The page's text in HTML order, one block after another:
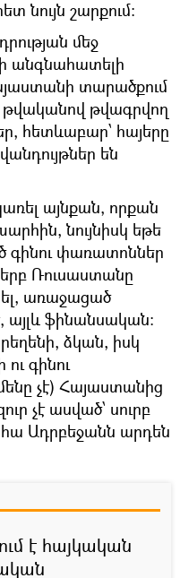
նույն շարքում։
մեջ
անգնահատելի
տարածքում
թվագրվող
հետևաբար՝ հայերը
են
այնքան, որքան
նույնիսկ եթե
գինու փառատոններ
Ռուսաստանը
առաջացած
այլև ֆինանսական։
ձկան, իսկ
գինու
չէ) Հայաստանից
չէ ասված՝ սուրբ
Ադրբեջանն արդեն
է հայկական